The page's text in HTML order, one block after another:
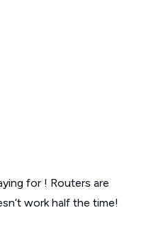
for ! Routers are
work half the time!